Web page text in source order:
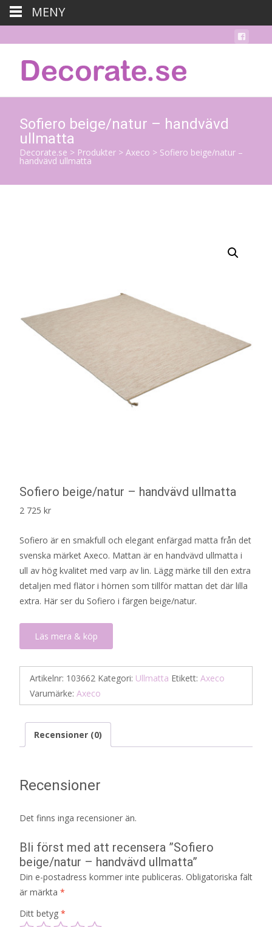
Sofiero beige/natur – handvävd
ullmatta
Decorate.se > Produkter > Axeco > Sofiero beige/natur –
handvävd ullmatta
Sofiero beige/natur – handvävd ullmatta
2 725 kr
Sofiero är en smakfull och elegant enfärgad matta från det
svenska märket Axeco. Mattan är en handvävd ullmatta i
ull av hög kvalitet med varp av lin. Lägg märke till den extra
detaljen med flätor i hörnen som tillför mattan det där lilla
extra. Här ser du Sofiero i färgen beige/natur.
Läs mera & köp
Artikelnr: 103662 Kategori: Ullmatta Etikett: Axeco
Varumärke: Axeco
Recensioner (0)
Recensioner
Det finns inga recensioner än.
Bli först med att recensera ”Sofiero
beige/natur – handvävd ullmatta”
Din e-postadress kommer inte publiceras. Obligatoriska fält
är märkta *
Ditt betyg *
MENY